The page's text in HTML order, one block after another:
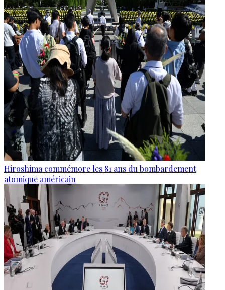
Hiroshima commémore les 81 ans du bombardement
atomique américain